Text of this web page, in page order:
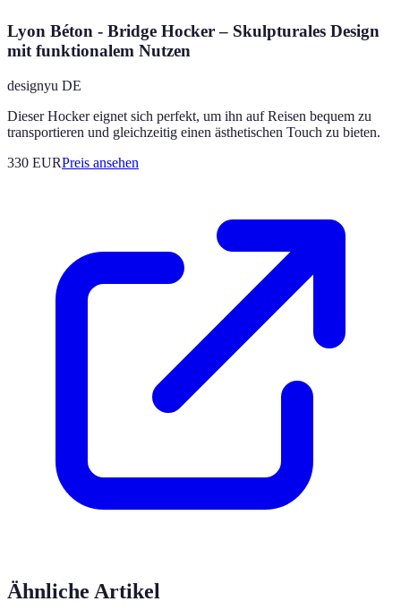
Lyon Béton - Bridge Hocker – Skulpturales Design
mit funktionalem Nutzen
designyu DE
Dieser Hocker eignet sich perfekt, um ihn auf Reisen bequem zu
transportieren und gleichzeitig einen ästhetischen Touch zu bieten.
330 EURPreis ansehen
Ähnliche Artikel